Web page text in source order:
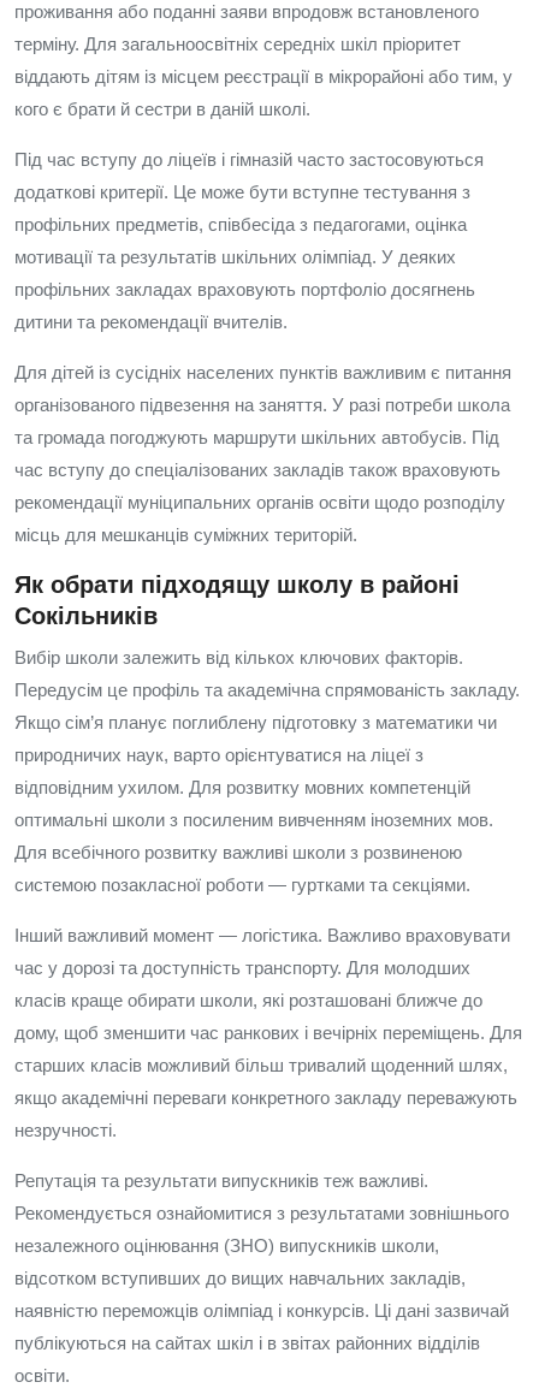
проживання або поданні заяви впродовж встановленого
терміну. Для загальноосвітніх середніх шкіл пріоритет
віддають дітям із місцем реєстрації в мікрорайоні або тим, у
кого є брати й сестри в даній школі.
Під час вступу до ліцеїв і гімназій часто застосовуються
додаткові критерії. Це може бути вступне тестування з
профільних предметів, співбесіда з педагогами, оцінка
мотивації та результатів шкільних олімпіад. У деяких
профільних закладах враховують портфоліо досягнень
дитини та рекомендації вчителів.
Для дітей із сусідніх населених пунктів важливим є питання
організованого підвезення на заняття. У разі потреби школа
та громада погоджують маршрути шкільних автобусів. Під
час вступу до спеціалізованих закладів також враховують
рекомендації муніципальних органів освіти щодо розподілу
місць для мешканців суміжних територій.
Як обрати підходящу школу в районі
Сокільників
Вибір школи залежить від кількох ключових факторів.
Передусім це профіль та академічна спрямованість закладу.
Якщо сім’я планує поглиблену підготовку з математики чи
природничих наук, варто орієнтуватися на ліцеї з
відповідним ухилом. Для розвитку мовних компетенцій
оптимальні школи з посиленим вивченням іноземних мов.
Для всебічного розвитку важливі школи з розвиненою
системою позакласної роботи — гуртками та секціями.
Інший важливий момент — логістика. Важливо враховувати
час у дорозі та доступність транспорту. Для молодших
класів краще обирати школи, які розташовані ближче до
дому, щоб зменшити час ранкових і вечірніх переміщень. Для
старших класів можливий більш тривалий щоденний шлях,
якщо академічні переваги конкретного закладу переважують
незручності.
Репутація та результати випускників теж важливі.
Рекомендується ознайомитися з результатами зовнішнього
незалежного оцінювання (ЗНО) випускників школи,
відсотком вступивших до вищих навчальних закладів,
наявністю переможців олімпіад і конкурсів. Ці дані зазвичай
публікуються на сайтах шкіл і в звітах районних відділів
освіти.